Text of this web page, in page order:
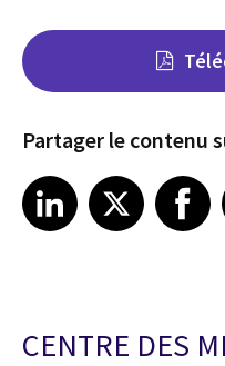
Partager le contenu
Share on LinkedIn
LinkedIn
Share on X Share on
CENTRE DES